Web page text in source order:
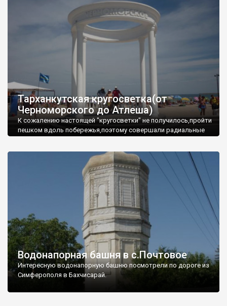
Тарханкутская кругосветка(от
Черноморского до Атлеша)
К сожалению настоящей "кругосветки" не получилось,пройти
пешком вдоль побережья,поэтому совершали радиальные
Водонапорная башня в с.Почтовое
Интересную водонапорную башню посмотрели по дороге из
Симферополя в Бахчисарай.